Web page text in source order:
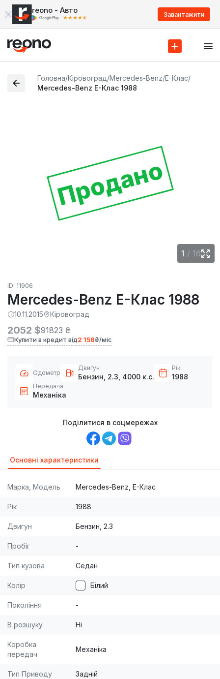
reono - Авто Завантажити
Головна/Кіровоград/Mercedes-Benz/E-Клас/
Mercedes-Benz E-Клас 1988
Продано
1 / 16
ID: 11906
Mercedes-Benz E-Клас 1988
10.11.2015 Кіровоград
2052 $91823 ₴
Купити в кредит від2 158₴/міс
Одометр
Двигун
Бензин, 2.3, 4000 к.с.
Рік
1988
Передача
Механіка
Поділитися в соцмережах
Основні характеристики
Марка, Модель Mercedes-Benz, E-Клас
Рік 1988
Двигун Бензин, 2.3
Пробіг -
Тип кузова Седан
Колір Білий
Покоління -
В розшуку Ні
Коробка
передач
Механіка
Тип Приводу Задній